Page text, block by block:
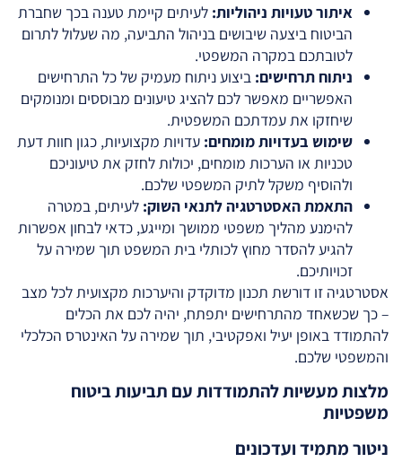
איתור טעויות ניהוליות: לעיתים קיימת טענה בכך שחברת
הביטוח ביצעה שיבושים בניהול התביעה, מה שעלול לתרום
לטובתכם במקרה המשפטי.
ניתוח תרחישים: ביצוע ניתוח מעמיק של כל התרחישים
האפשריים מאפשר לכם להציג טיעונים מבוססים ומנומקים
שיחזקו את עמדתכם המשפטית.
שימוש בעדויות מומחים: עדויות מקצועיות, כגון חוות דעת
טכניות או הערכות מומחים, יכולות לחזק את טיעוניכם
ולהוסיף משקל לתיק המשפטי שלכם.
התאמת האסטרטגיה לתנאי השוק: לעיתים, במטרה
להימנע מהליך משפטי ממושך ומייגע, כדאי לבחון אפשרות
להגיע להסדר מחוץ לכותלי בית המשפט תוך שמירה על
זכויותיכם.
אסטרטגיה זו דורשת תכנון מדוקדק והיערכות מקצועית לכל מצב
– כך שכשאחד מהתרחישים יתפתח, יהיה לכם את הכלים
להתמודד באופן יעיל ואפקטיבי, תוך שמירה על האינטרס הכלכלי
והמשפטי שלכם.
מלצות מעשיות להתמודדות עם תביעות ביטוח
משפטיות
ניטור מתמיד ועדכונים